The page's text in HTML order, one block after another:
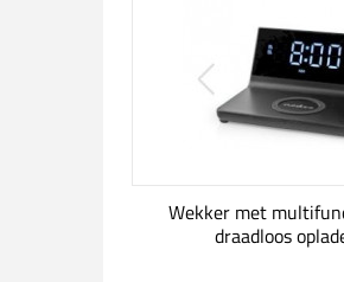
Wekker met
draadloos